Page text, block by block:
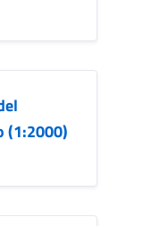
(1:2000)